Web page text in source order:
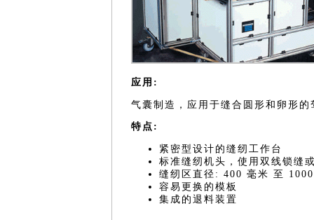
应用:
气囊制造，应用于缝合圆形和卵形
特点:
紧密型设计的缝纫工作台
标准缝纫机头，使用双线锁缝
缝纫区直径: 400 毫米 至
容易更换的模板
集成的退料装置